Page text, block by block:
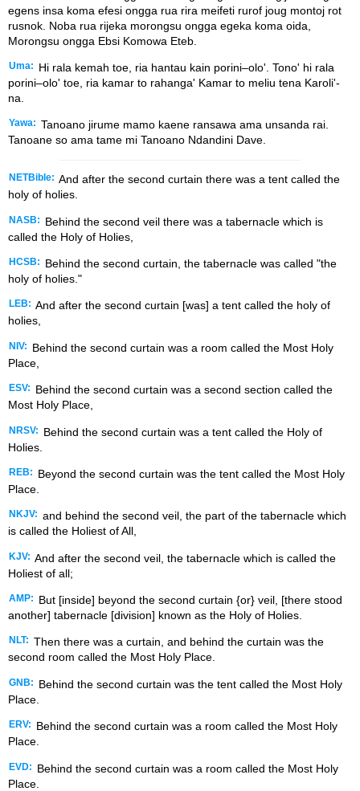
egens insa koma efesi ongga rua rira meifeti rurof joug montoj rot
rusnok. Noba rua rijeka morongsu ongga egeka koma oida,
Morongsu ongga Ebsi Komowa Eteb.
Uma:
Hi rala kemah toe, ria hantau kain porini–olo'. Tono' hi rala
porini–olo' toe, ria kamar to rahanga' Kamar to meliu tena Karoli'-
na.
Yawa: Tanoano jirume mamo kaene ransawa ama unsanda rai.
Tanoane so ama tame mi Tanoano Ndandini Dave.
NETBible: And after the second curtain there was a tent called the
holy of holies.
NASB:
Behind the second veil there was a tabernacle which is
called the Holy of Holies,
HCSB:
Behind the second curtain, the tabernacle was called "the
holy of holies."
LEB: And after the second curtain [was] a tent called the holy of
holies,
NIV:
Behind the second curtain was a room called the Most Holy
Place,
ESV:
Behind the second curtain was a second section called the
Most Holy Place,
NRSV:
Behind the second curtain was a tent called the Holy of
Holies.
REB:
Beyond the second curtain was the tent called the Most Holy
Place.
NKJV: and behind the second veil, the part of the tabernacle which
is called the Holiest of All,
KJV: And after the second veil, the tabernacle which is called the
Holiest of all;
AMP:
But [inside] beyond the second curtain {or} veil, [there stood
another] tabernacle [division] known as the Holy of Holies.
NLT: Then there was a curtain, and behind the curtain was the
second room called the Most Holy Place.
GNB:
Behind the second curtain was the tent called the Most Holy
Place.
ERV:
Behind the second curtain was a room called the Most Holy
Place.
EVD:
Behind the second curtain was a room called the Most Holy
Place.